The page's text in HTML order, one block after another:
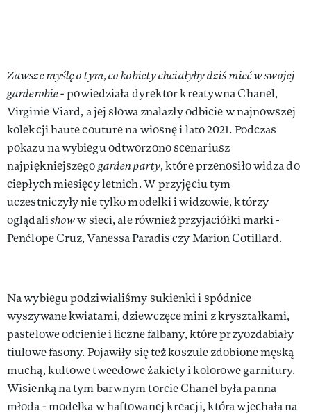
Zawsze myślę o tym, co kobiety chciałyby dziś mieć w swojej
garderobie -powiedziała dyrektor kreatywna Chanel,
Virginie Viard, a jej słowa znalazły odbicie w najnowszej
kolekcji haute couture na wiosnę i lato 2021. Podczas
pokazu na wybiegu odtworzono scenariusz
najpiękniejszegogarden party, które przenosiło widza do
ciepłych miesięcy letnich. W przyjęciu tym
uczestniczyły nie tylko modelki i widzowie, którzy
oglądalishoww sieci, ale również przyjaciółki marki -
Penélope Cruz, Vanessa Paradis czy Marion Cotillard.
Na wybiegu podziwialiśmy sukienki i spódnice
wyszywane kwiatami, dziewczęce mini z kryształkami,
pastelowe odcienie i liczne falbany, które przyozdabiały
tiulowe fasony. Pojawiły się też koszule zdobione męską
muchą, kultowe tweedowe żakiety i kolorowe garnitury.
Wisienką na tym barwnym torcie Chanel była panna
młoda - modelka w haftowanej kreacji, która wjechała na